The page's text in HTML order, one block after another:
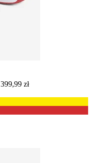
399,99 zł